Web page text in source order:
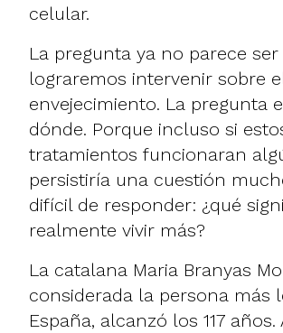
celular.
La pregunta ya no parece ser
lograremos intervenir sobre
envejecimiento. La pregunta
dónde. Porque incluso si
tratamientos funcionaran
persistiría una cuestión
difícil de responder: ¿qué
realmente vivir más?
La catalana Maria Branyas
considerada la persona más
España, alcanzó los 117 años.